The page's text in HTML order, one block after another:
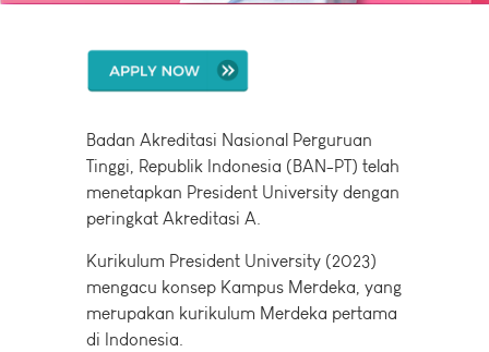
Badan Akreditasi Nasional Perguruan
Tinggi, Republik Indonesia (BAN-PT) telah
menetapkan President University dengan
peringkat Akreditasi A.
Kurikulum President University (2023)
mengacu konsep Kampus Merdeka, yang
merupakan kurikulum Merdeka pertama
di Indonesia.